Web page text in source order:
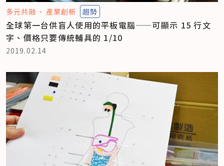
多元共融 產業創新 趨勢
全球第一台供盲人使用的平板電腦——可顯示 15 行文
字、價格只要傳統輔具的 1/10
2019.02.14